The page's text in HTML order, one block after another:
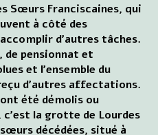
Sœurs Franciscaines, qui
à côté des
d'autres tâches.
de pensionnat et
et l'ensemble du
d'autres affectations.
été démolis ou
c'est la grotte de Lourdes
décédées, situé à